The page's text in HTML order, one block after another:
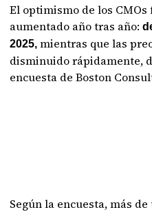
El optimismo de los
aumentado año tras año:
2025,mientras que las
disminuido rápidamente,
encuesta de Boston
Según la encuesta, más